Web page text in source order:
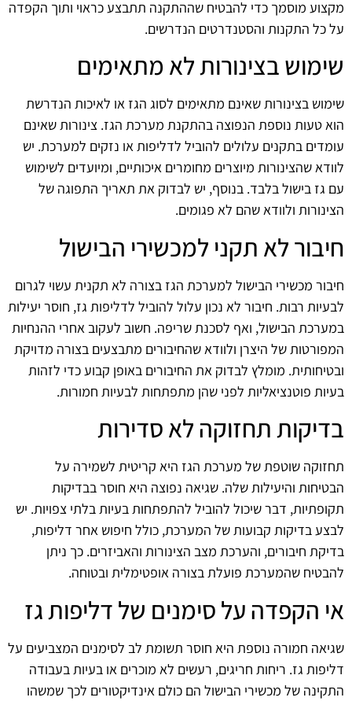
מקצוע מוסמך כדי להבטיח שההתקנה תתבצע כראוי ותוך הקפדה
על כל התקנות והסטנדרטים הנדרשים.
שימוש בצינורות לא מתאימים
שימוש בצינורות שאינם מתאימים לסוג הגז או לאיכות הנדרשת
הוא טעות נוספת הנפוצה בהתקנת מערכת הגז. צינורות שאינם
עומדים בתקנים עלולים להוביל לדליפות או נזקים למערכת. יש
לוודא שהצינורות מיוצרים מחומרים איכותיים, ומיועדים לשימוש
עם גז בישול בלבד. בנוסף, יש לבדוק את תאריך התפוגה של
הצינורות ולוודא שהם לא פגומים.
חיבור לא תקני למכשירי הבישול
חיבור מכשירי הבישול למערכת הגז בצורה לא תקנית עשוי לגרום
לבעיות רבות. חיבור לא נכון עלול להוביל לדליפות גז, חוסר יעילות
במערכת הבישול, ואף לסכנת שריפה. חשוב לעקוב אחרי ההנחיות
המפורטות של היצרן ולוודא שהחיבורים מתבצעים בצורה מדויקת
ובטיחותית. מומלץ לבדוק את החיבורים באופן קבוע כדי לזהות
בעיות פוטנציאליות לפני שהן מתפתחות לבעיות חמורות.
בדיקות תחזוקה לא סדירות
תחזוקה שוטפת של מערכת הגז היא קריטית לשמירה על
הבטיחות והיעילות שלה. שגיאה נפוצה היא חוסר בבדיקות
תקופתיות, דבר שיכול להוביל להתפתחות בעיות בלתי צפויות. יש
לבצע בדיקות קבועות של המערכת, כולל חיפוש אחר דליפות,
בדיקת חיבורים, והערכת מצב הצינורות והאביזרים. כך ניתן
להבטיח שהמערכת פועלת בצורה אופטימלית ובטוחה.
אי הקפדה על סימנים של דליפות גז
שגיאה חמורה נוספת היא חוסר תשומת לב לסימנים המצביעים על
דליפות גז. ריחות חריגים, רעשים לא מוכרים או בעיות בעבודה
התקינה של מכשירי הבישול הם כולם אינדיקטורים לכך שמשהו